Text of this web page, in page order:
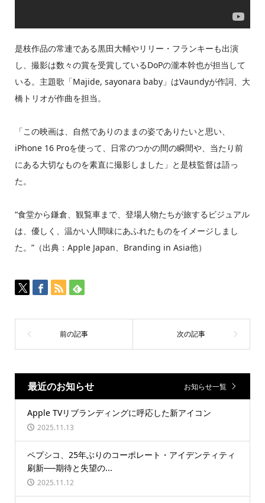
是枝作品の常連である黒田大輔やリリー・フランキーも出演
し、撮影は数々の賞を受賞しているDoPの瀧本幹也が担当して
いる。主題歌「Majide, sayonara baby」はVaundyが作詞、大
橋トリオが作曲を担当。
「この映画は、自然でありのままの姿でありたいと思い、
iPhone 16 Proを使って、日常のつかの間の瞬間や、当たり前
にある大切なものを素直に撮影しました」と是枝監督は語っ
た。
“食堂から鎌倉、観覧車まで、登場人物たちが旅するビジュアル
は、優しく、温かい人間味にあふれたものをイメージしまし
た。”（出典：Apple Japan、Branding in Asia他）
最近のお知らせ お知らせ一覧
Apple TVリブランディングに呼応した新アイコン
2025.11.13
ペプシコ、25年ぶりのコーポレート・アイデンティティ
刷新──期待と失望の...
2025.11.12